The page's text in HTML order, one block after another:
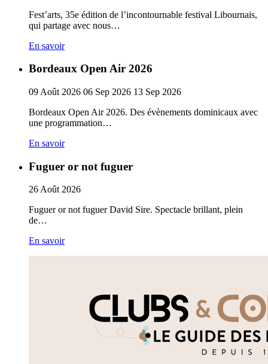
Fest’arts, 35e édition de l’incontournable festival Libournais,
qui partage avec nous…
En savoir
Bordeaux Open Air 2026
09 Août 2026 06 Sep 2026 13 Sep 2026
Bordeaux Open Air 2026. Des évènements dominicaux avec
une programmation…
En savoir
Fuguer or not fuguer
26Août 2026
Fuguer or not fuguer David Sire. Spectacle brillant, plein
de…
En savoir